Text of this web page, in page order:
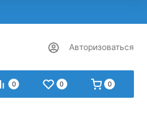
Авторизоваться
0 0 0